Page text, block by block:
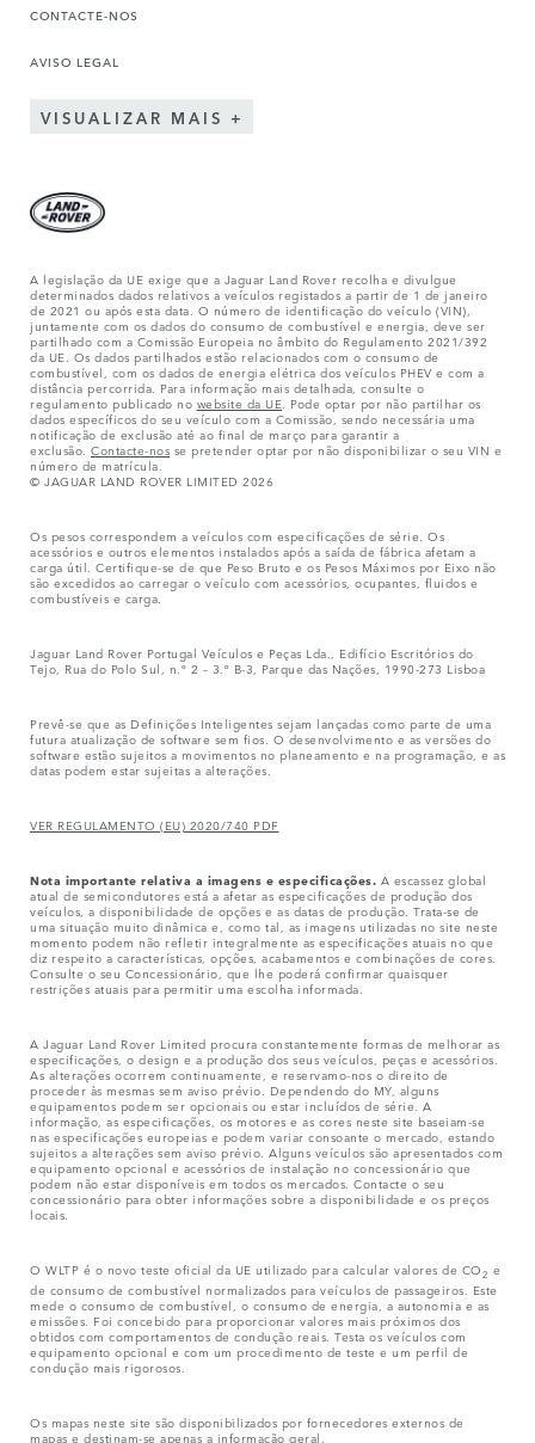
CONTACTE-NOS
AVISO LEGAL
VISUALIZAR MAIS
A legislação da UE exige que a Jaguar Land Rover recolha e divulgue
determinados dados relativos a veículos registados a partir de 1 de janeiro
de 2021 ou após esta data. O número de identificação do veículo (VIN),
juntamente com os dados do consumo de combustível e energia, deve ser
partilhado com a Comissão Europeia no âmbito do Regulamento 2021/392
da UE. Os dados partilhados estão relacionados com o consumo de
combustível, com os dados de energia elétrica dos veículos PHEV e com a
distância percorrida. Para informação mais detalhada, consulte o
regulamento publicado no website da UE . Pode optar por não partilhar os
dados específicos do seu veículo com a Comissão, sendo necessária uma
notificação de exclusão até ao final de março para garantir a
exclusão. Contacte-nos se pretender optar por não disponibilizar o seu VIN e
número de matrícula.
© JAGUAR LAND ROVER LIMITED 2026
Os pesos correspondem a veículos com especificações de série. Os
acessórios e outros elementos instalados após a saída de fábrica afetam a
carga útil. Certifique-se de que Peso Bruto e os Pesos Máximos por Eixo não
são excedidos ao carregar o veículo com acessórios, ocupantes, fluidos e
combustíveis e carga.
Jaguar Land Rover Portugal Veículos e Peças Lda., Edifício Escritórios do
Tejo, Rua do Polo Sul, n.º 2 – 3.º B-3, Parque das Nações, 1990-273 Lisboa
Prevê-se que as Definições Inteligentes sejam lançadas como parte de uma
futura atualização de software sem fios. O desenvolvimento e as versões do
software estão sujeitos a movimentos no planeamento e na programação, e as
datas podem estar sujeitas a alterações.
VER REGULAMENTO (EU) 2020/740 PDF
Nota importante relativa a imagens e especificações. A escassez global
atual de semicondutores está a afetar as especificações de produção dos
veículos, a disponibilidade de opções e as datas de produção. Trata-se de
uma situação muito dinâmica e, como tal, as imagens utilizadas no site neste
momento podem não refletir integralmente as especificações atuais no que
diz respeito a características, opções, acabamentos e combinações de cores.
Consulte o seu Concessionário, que lhe poderá confirmar quaisquer
restrições atuais para permitir uma escolha informada.
A Jaguar Land Rover Limited procura constantemente formas de melhorar as
especificações, o design e a produção dos seus veículos, peças e acessórios.
As alterações ocorrem continuamente, e reservamo-nos o direito de
proceder às mesmas sem aviso prévio. Dependendo do MY, alguns
equipamentos podem ser opcionais ou estar incluídos de série. A
informação, as especificações, os motores e as cores neste site baseiam-se
nas especificações europeias e podem variar consoante o mercado, estando
sujeitos a alterações sem aviso prévio. Alguns veículos são apresentados com
equipamento opcional e acessórios de instalação no concessionário que
podem não estar disponíveis em todos os mercados. Contacte o seu
concessionário para obter informações sobre a disponibilidade e os preços
locais.
O WLTP é o novo teste oficial da UE utilizado para calcular valores de CO2 e
de consumo de combustível normalizados para veículos de passageiros. Este
mede o consumo de combustível, o consumo de energia, a autonomia e as
emissões. Foi concebido para proporcionar valores mais próximos dos
obtidos com comportamentos de condução reais. Testa os veículos com
equipamento opcional e com um procedimento de teste e um perfil de
condução mais rigorosos.
Os mapas neste site são disponibilizados por fornecedores externos de
mapas e destinam-se apenas a informação geral.